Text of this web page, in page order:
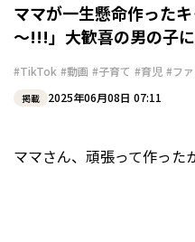
ママが一生懸命作った
～!!!」大歓喜の男の子
#TikTok #動画 #子育て #育児 #フ
掲載 2025年06月08日 07:11
ママさん、頑張って作った